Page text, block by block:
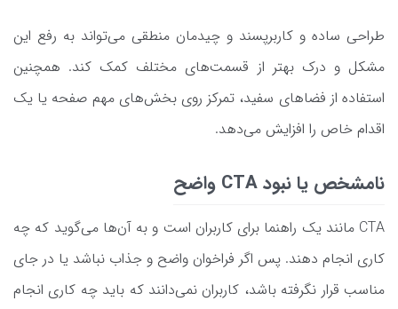
طراحی ساده و کاربرپسند و چیدمان منطقی می‌تواند به رفع این
مشکل و درک بهتر از قسمت‌های مختلف کمک کند. همچنین
استفاده از فضاهای سفید، تمرکز روی بخش‌های مهم صفحه یا یک
اقدام خاص را افزایش می‌دهد.
نامشخص یا نبود CTA واضح
CTA مانند یک راهنما برای کاربران است و به آن‌ها می‌گوید که چه
کاری انجام دهند. پس اگر فراخوان واضح و جذاب نباشد یا در جای
مناسب قرار نگرفته باشد، کاربران نمی‌دانند که باید چه کاری انجام